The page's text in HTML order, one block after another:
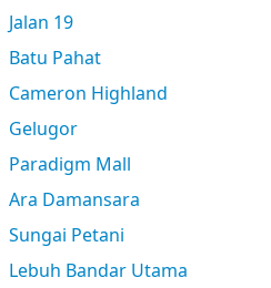
Jalan 19
Batu Pahat
Cameron Highland
Gelugor
Paradigm Mall
Ara Damansara
Sungai Petani
Lebuh Bandar Utama